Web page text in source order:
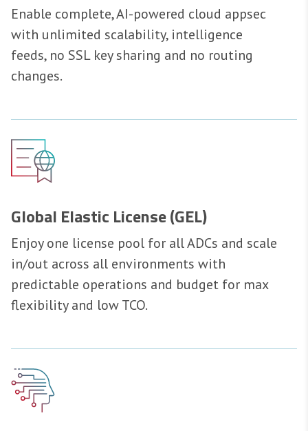
Enable complete, AI-powered cloud appsec
with unlimited scalability, intelligence
feeds, no SSL key sharing and no routing
changes.
Global Elastic License (GEL)
Enjoy one license pool for all ADCs and scale
in/out across all environments with
predictable operations and budget for max
flexibility and low TCO.